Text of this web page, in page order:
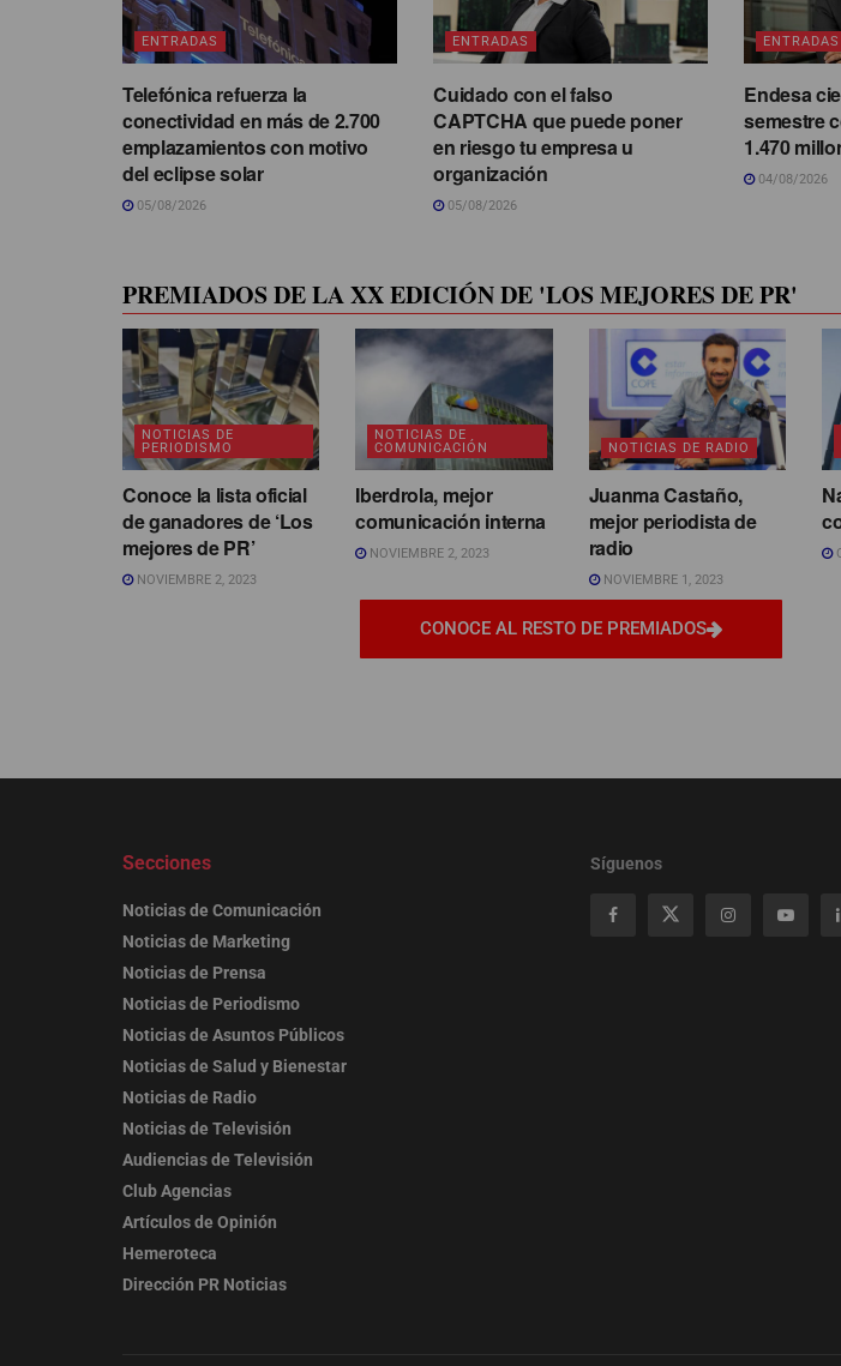
ENTRADAS
Telefónica refuerza la
conectividad en más de 2.700
emplazamientos con motivo
del eclipse solar
05/08/2026
ENTRADAS
Cuidado con el falso
CAPTCHA que puede poner
en riesgo tu empresa u
organización
05/08/2026
ENTRADAS
Endesa
semestre
1.470
04/08/2026
PREMIADOS DE LA XX EDICIÓN DE 'LOS MEJORES DE PR'
NOTICIAS DE
PERIODISMO
Conoce la lista oficial
de ganadores de ‘Los
mejores de PR’
NOVIEMBRE 2, 2023
NOTICIAS DE
COMUNICACIÓN
Iberdrola, mejor
comunicación interna
NOVIEMBRE 2, 2023
NOTICIAS DE RADIO
Juanma Castaño,
mejor periodista de
radio
NOVIEMBRE 1, 2023
CONOCE AL RESTO DE PREMIADOS
Secciones
Noticias de Comunicación
Noticias de Marketing
Noticias de Prensa
Noticias de Periodismo
Noticias de Asuntos Públicos
Noticias de Salud y Bienestar
Noticias de Radio
Noticias de Televisión
Audiencias de Televisión
Club Agencias
Artículos de Opinión
Hemeroteca
Dirección PR Noticias
Síguenos